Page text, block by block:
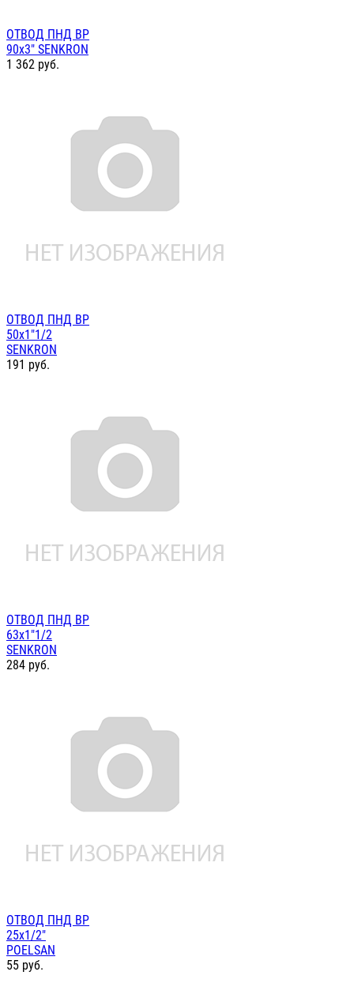
ОТВОД ПНД ВР
90х3" SENKRON
1 362 руб.
ОТВОД ПНД ВР
50х1"1/2
SENKRON
191 руб.
ОТВОД ПНД ВР
63х1"1/2
SENKRON
284 руб.
ОТВОД ПНД ВР
25х1/2"
POELSAN
55 руб.